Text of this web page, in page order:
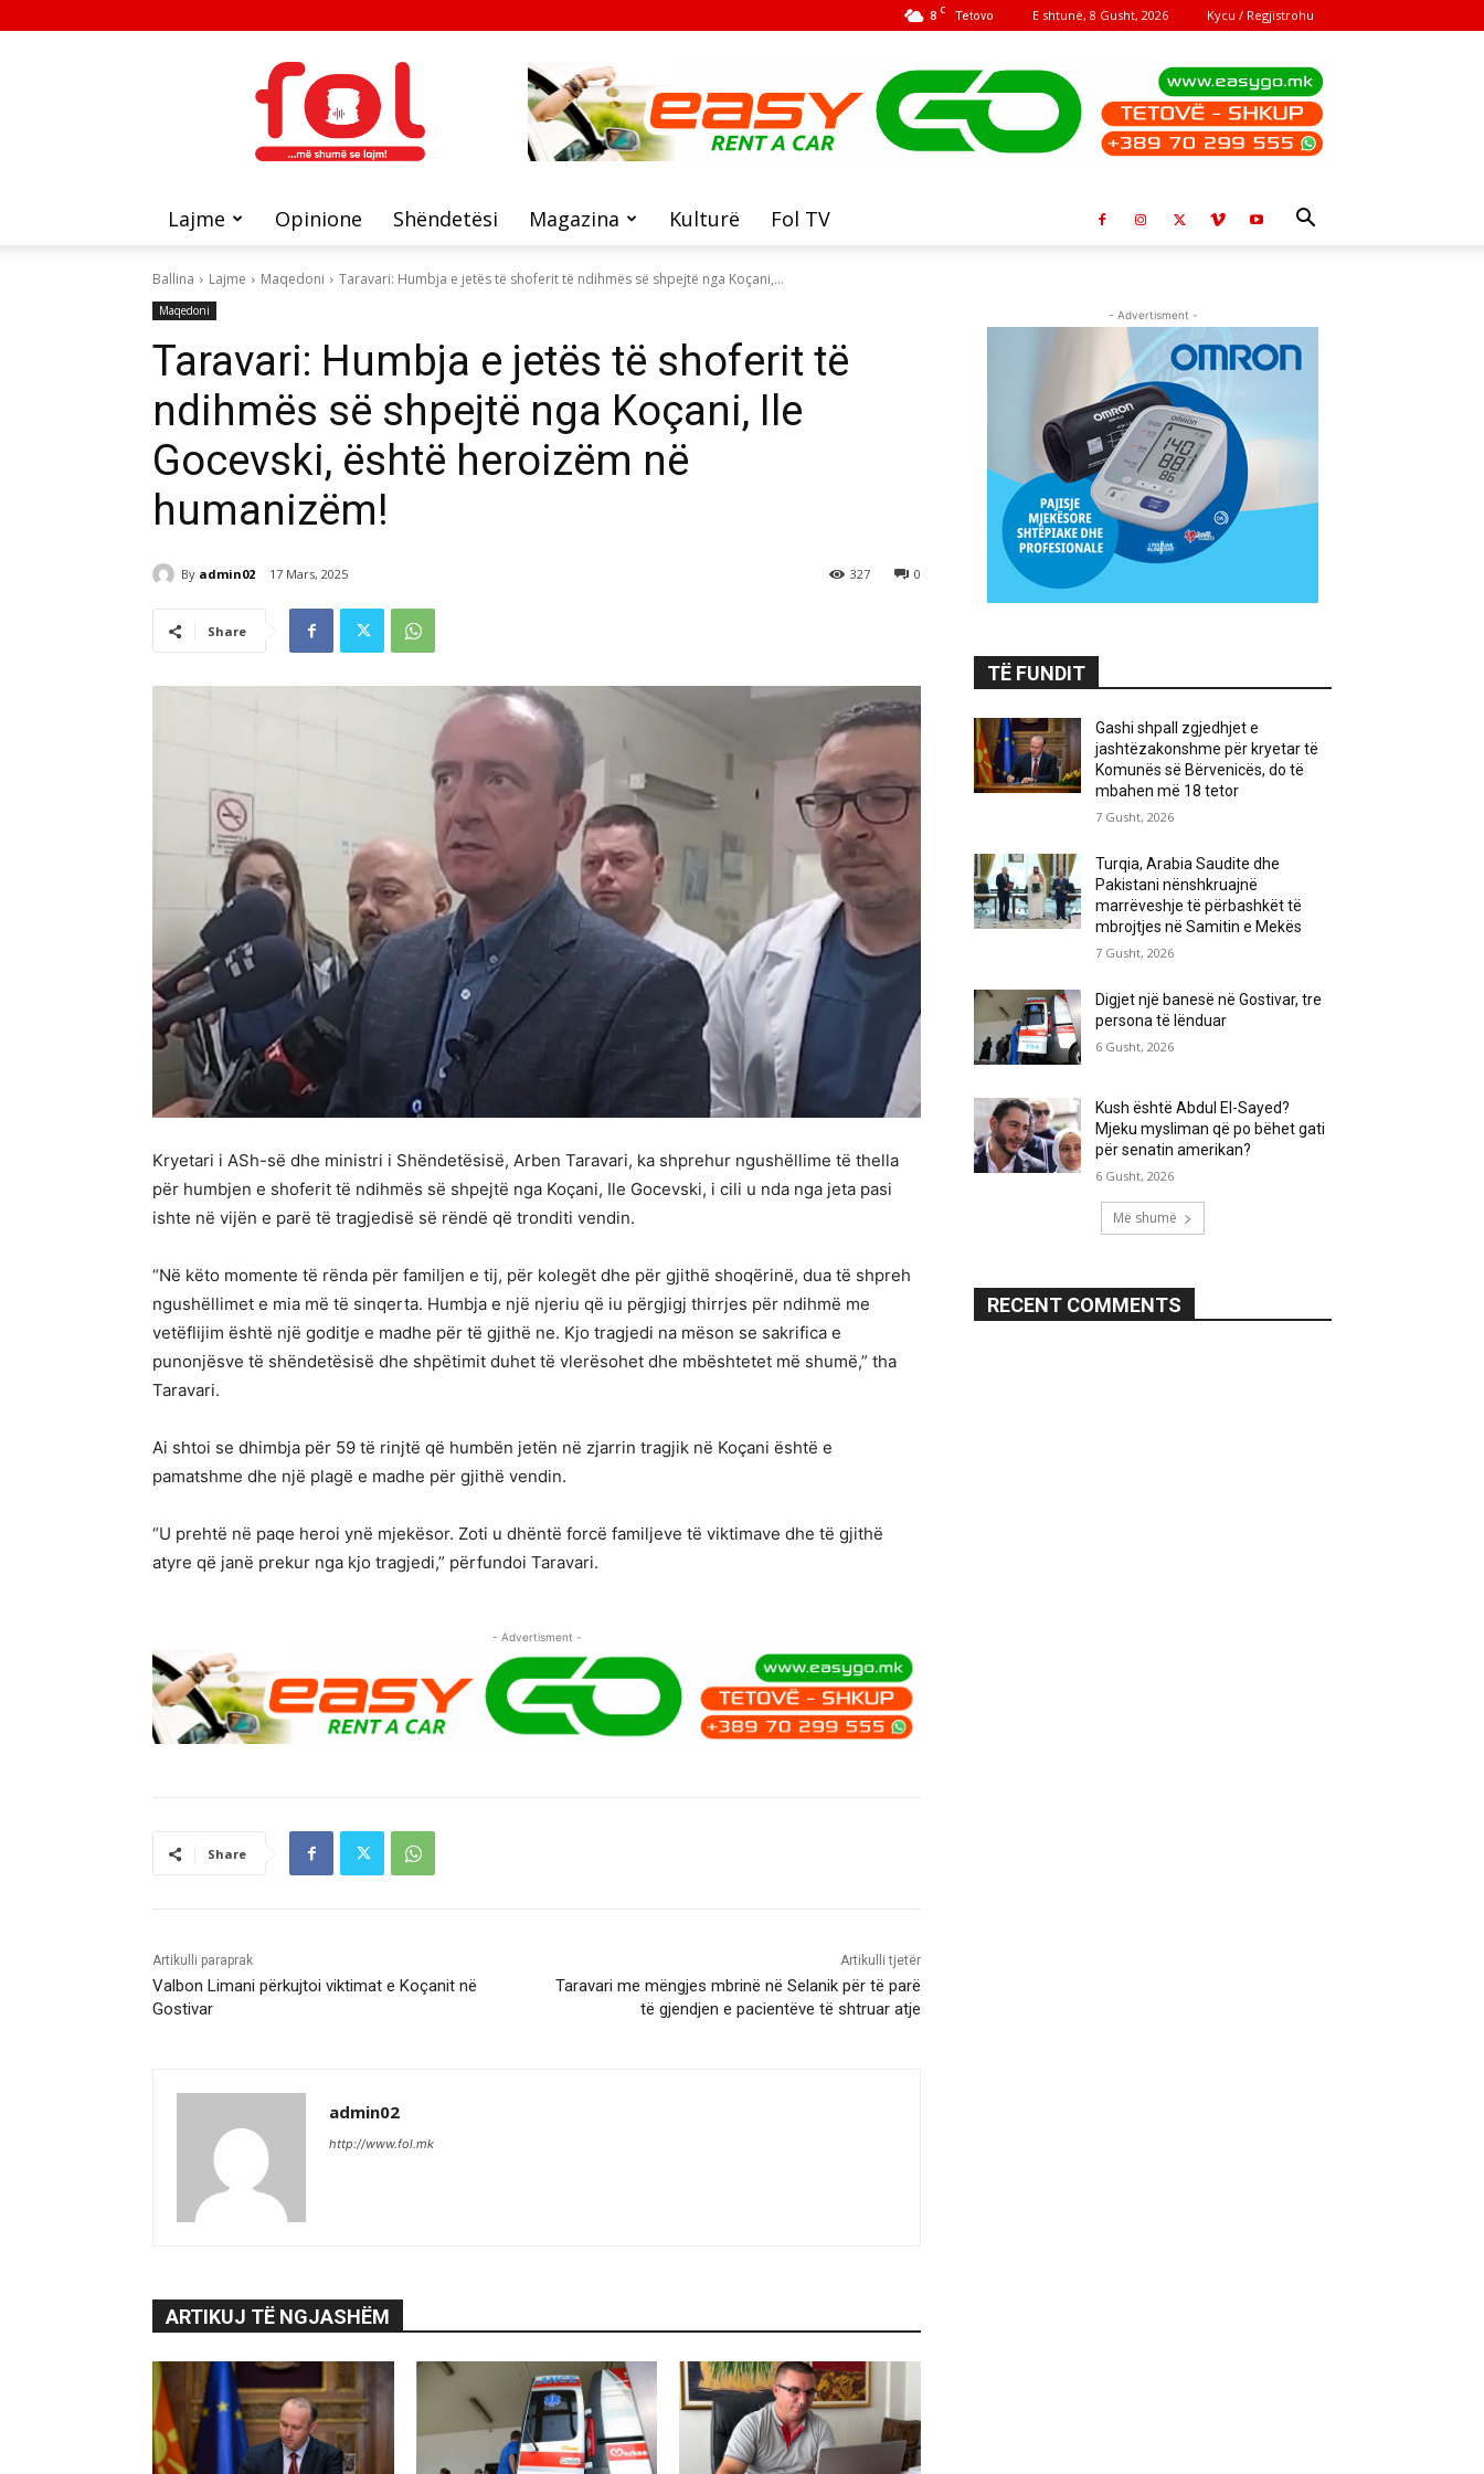
8 C Tetovo E shtunë, 8 Gusht, 2026 Kycu / Regjistrohu
FOL
Lajme Opinione Shëndetësi Magazina Kulturë Fol TV
Ballina Lajme Maqedoni Taravari: Humbja e jetës të shoferit të ndihmës së shpejtë nga Koçani,...
Maqedoni
Taravari: Humbja e jetës të shoferit të
ndihmës së shpejtë nga Koçani, Ile
Gocevski, është heroizëm në
humanizëm!
By admin02 17 Mars, 2025 0
327
Share
Kryetari i ASh-së dhe ministri i Shëndetësisë, Arben Taravari, ka shprehur ngushëllime të thella
për humbjen e shoferit të ndihmës së shpejtë nga Koçani, Ile Gocevski, i cili u nda nga jeta pasi
ishte në vijën e parë të tragjedisë së rëndë që tronditi vendin.
“Në këto momente të rënda për familjen e tij, për kolegët dhe për gjithë shoqërinë, dua të shpreh
ngushëllimet e mia më të sinqerta. Humbja e një njeriu që iu përgjigj thirrjes për ndihmë me
vetëflijim është një goditje e madhe për të gjithë ne. Kjo tragjedi na mëson se sakrifica e
punonjësve të shëndetësisë dhe shpëtimit duhet të vlerësohet dhe mbështetet më shumë,” tha
Taravari.
Ai shtoi se dhimbja për 59 të rinjtë që humbën jetën në zjarrin tragjik në Koçani është e
pamatshme dhe një plagë e madhe për gjithë vendin.
“U prehtë në paqe heroi ynë mjekësor. Zoti u dhëntë forcë familjeve të viktimave dhe të gjithë
atyre që janë prekur nga kjo tragjedi,” përfundoi Taravari.
- Advertisment -
Share
Artikulli paraprak
Valbon Limani përkujtoi viktimat e Koçanit në
Gostivar
Artikulli tjetër
Taravari me mëngjes mbrinë në Selanik për të parë
të gjendjen e pacientëve të shtruar atje
admin02
http://www.fol.mk
ARTIKUJ TË NGJASHËM
- Advertisment -
TË FUNDIT
Gashi shpall zgjedhjet e
jashtëzakonshme për kryetar të
Komunës së Bërvenicës, do të
mbahen më 18 tetor
7 Gusht, 2026
Turqia, Arabia Saudite dhe
Pakistani nënshkruajnë
marrëveshje të përbashkët të
mbrojtjes në Samitin e Mekës
7 Gusht, 2026
Digjet një banesë në Gostivar, tre
persona të lënduar
6 Gusht, 2026
Kush është Abdul El-Sayed?
Mjeku mysliman që po bëhet gati
për senatin amerikan?
6 Gusht, 2026
Më shumë
RECENT COMMENTS